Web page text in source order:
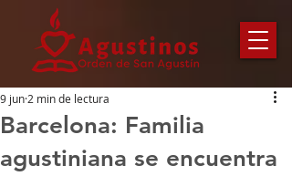
Barcelona: Familia
agustiniana se encuentra
9 jun 2 min de lectura